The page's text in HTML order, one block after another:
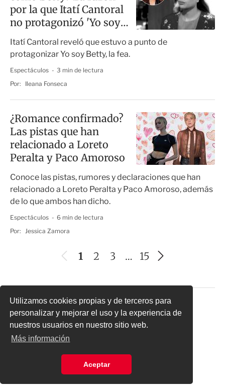
Utilizamos cookies propias y de terceros para
personalizar y mejorar el uso y la experiencia de
nuestros usuarios en nuestro sitio web.
Más información
Aceptar
por la que Itatí Cantoral
no protagonizó 'Yo soy
Itatí Cantoral reveló que estuvo a punto de
protagonizar Yo soy Betty, la fea.
Espectáculos
3 min de lectura
Por:
Ileana Fonseca
¿Romance confirmado?
Las pistas que han
relacionado a Loreto
Peralta y Paco Amoroso
Conoce las pistas, rumores y declaraciones que han
relacionado a Loreto Peralta y Paco Amoroso, además
de lo que ambos han dicho.
Espectáculos
6 min de lectura
Por:
Jessica Zamora
r
i
o
r
1 2 3 …
15
u
i